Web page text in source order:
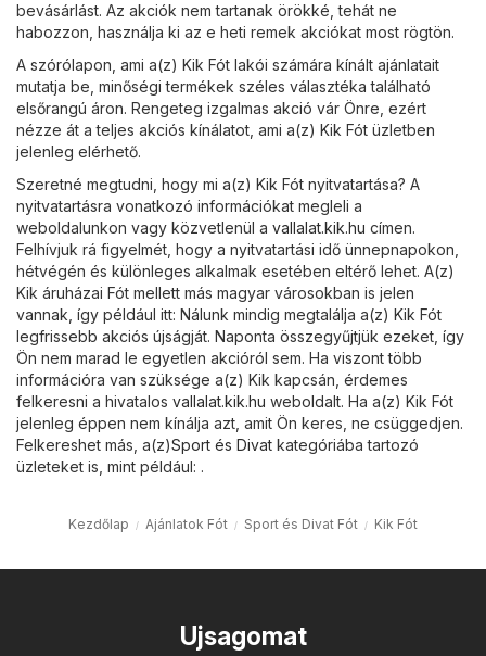
bevásárlást. Az akciók nem tartanak örökké, tehát ne
habozzon, használja ki az e heti remek akciókat most rögtön.
A szórólapon, ami a(z) Kik Fót lakói számára kínált ajánlatait
mutatja be, minőségi termékek széles választéka található
elsőrangú áron. Rengeteg izgalmas akció vár Önre, ezért
nézze át a teljes akciós kínálatot, ami a(z) Kik Fót üzletben
jelenleg elérhető.
Szeretné megtudni, hogy mi a(z) Kik Fót nyitvatartása? A
nyitvatartásra vonatkozó információkat megleli a
weboldalunkon vagy közvetlenül a vallalat.kik.hu címen.
Felhívjuk rá figyelmét, hogy a nyitvatartási idő ünnepnapokon,
hétvégén és különleges alkalmak esetében eltérő lehet. A(z)
Kik áruházai Fót mellett más magyar városokban is jelen
vannak, így például itt: Nálunk mindig megtalálja a(z) Kik Fót
legfrissebb akciós újságját. Naponta összegyűjtjük ezeket, így
Ön nem marad le egyetlen akcióról sem. Ha viszont több
információra van szüksége a(z) Kik kapcsán, érdemes
felkeresni a hivatalos vallalat.kik.hu weboldalt. Ha a(z) Kik Fót
jelenleg éppen nem kínálja azt, amit Ön keres, ne csüggedjen.
Felkereshet más, a(z)Sport és Divat kategóriába tartozó
üzleteket is, mint például: .
Kezdőlap Ajánlatok Fót Sport és Divat Fót Kik Fót
Ujsagomat